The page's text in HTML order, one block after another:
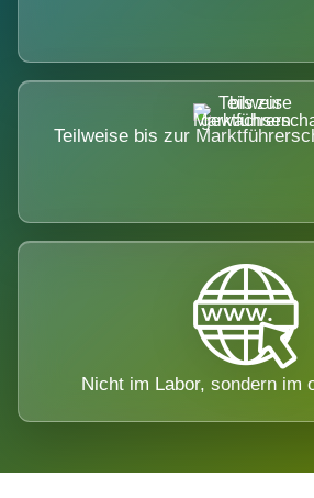
Teilweise bis zur
Nicht im Labor, sondern im